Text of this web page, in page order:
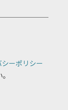
ーポリシー